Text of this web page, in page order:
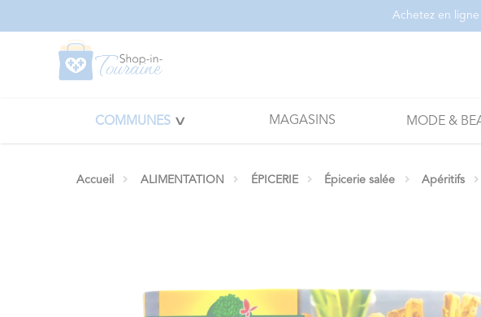
Achetez en
COMMUNES MAGASINS MODE &
Accueil ALIMENTATION ÉPICERIE Épicerie salée Apéritifs